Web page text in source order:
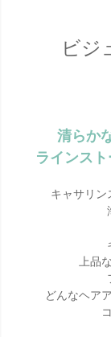
ビジ
清らか
ラインス
キャサリン
上品
どんなヘア